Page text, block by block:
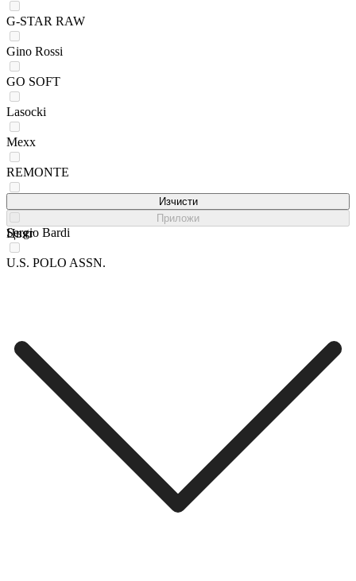
G-STAR RAW
Gino Rossi
GO SOFT
Lasocki
Mexx
REMONTE
Sergio Bardi
U.S. POLO ASSN.
Изчисти
Приложи
Цвят